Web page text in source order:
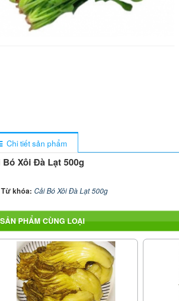
Chi tiết sản phẩm
Bó Xôi Đà Lạt 500g
Từ khóa: Cải Bó Xôi Đà Lạt 500g
SẢN PHẨM CÙNG LOẠI